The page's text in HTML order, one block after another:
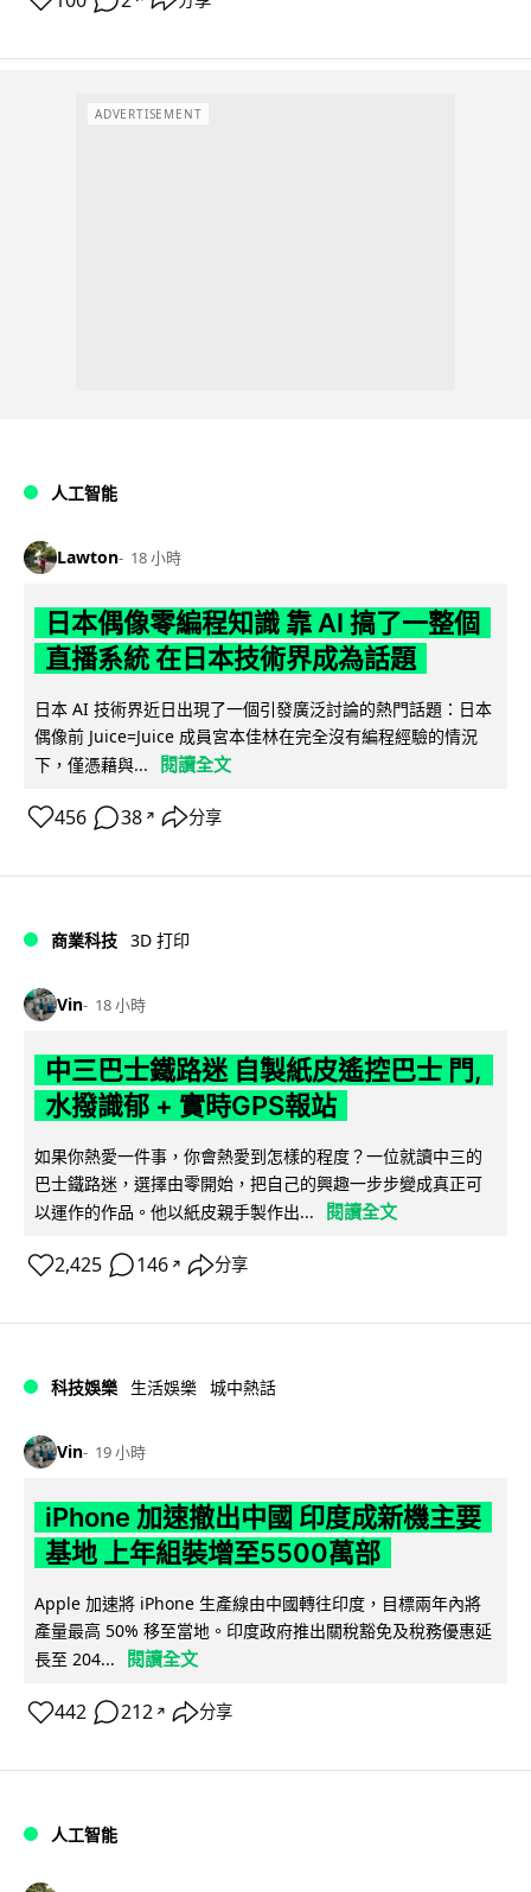
ADVERTISEMENT
人工智能
Lawton 18 小時
日本偶像零編程知識 靠 AI 搞了一整個
直播系統 在日本技術界成為話題
日本 AI 技術界近日出現了一個引發廣泛討論的熱門話題：日本
偶像前 Juice=Juice 成員宮本佳林在完全沒有編程經驗的情況
下，僅憑藉與...
閱讀全文
456 38 ↗ 分享
商業科技 3D 打印
Vin 18 小時
中三巴士鐵路迷 自製紙皮遙控巴士 門,
水撥識郁 + 實時GPS報站
如果你熱愛一件事，你會熱愛到怎樣的程度？一位就讀中三的
巴士鐵路迷，選擇由零開始，把自己的興趣一步步變成真正可
以運作的作品。他以紙皮親手製作出...
閱讀全文
2,425 146 ↗ 分享
科技娛樂 生活娛樂 城中熱話
Vin 19 小時
iPhone 加速撤出中國 印度成新機主要
基地 上年組裝增至5500萬部
Apple 加速將 iPhone 生產線由中國轉往印度，目標兩年內將
產量最高 50% 移至當地。印度政府推出關稅豁免及稅務優惠延
長至 204...
閱讀全文
442 212 ↗ 分享
人工智能